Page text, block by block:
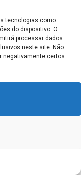
tecnologias como
do dispositivo. O
processar dados
neste site. Não
negativamente certos
prática holística